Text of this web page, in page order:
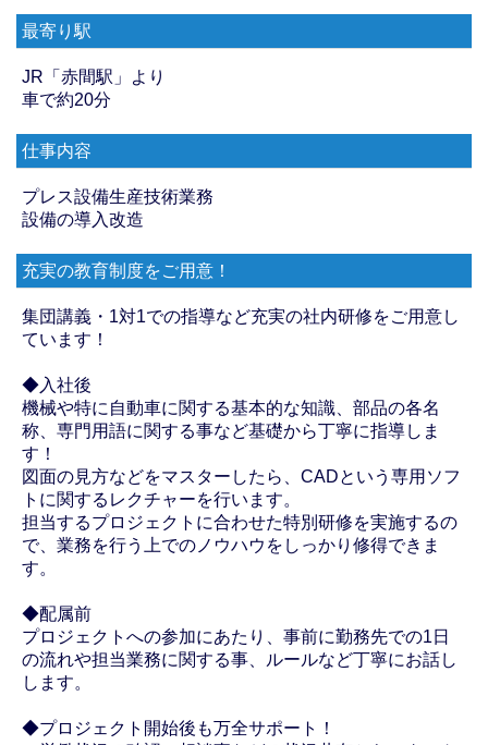
最寄り駅
JR「赤間駅」より
車で約20分
仕事内容
プレス設備生産技術業務
設備の導入改造
充実の教育制度をご用意！
集団講義・1対1での指導など充実の社内研修をご用意し
ています！
◆入社後
機械や特に自動車に関する基本的な知識、部品の各名
称、専門用語に関する事など基礎から丁寧に指導しま
す！
図面の見方などをマスターしたら、CADという専用ソフ
トに関するレクチャーを行います。
担当するプロジェクトに合わせた特別研修を実施するの
で、業務を行う上でのノウハウをしっかり修得できま
す。
◆配属前
プロジェクトへの参加にあたり、事前に勤務先での1日
の流れや担当業務に関する事、ルールなど丁寧にお話し
します。
◆プロジェクト開始後も万全サポート！